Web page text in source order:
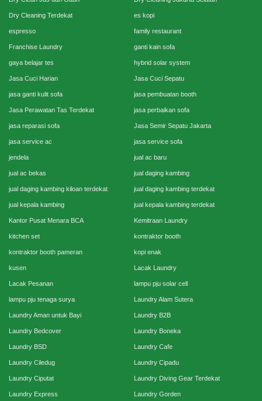
Dry Cleaning Terdekat es kopi
espresso family restaurant
Franchise Laundry ganti kain sofa
gaya belajar tes hybrid solar system
Jasa Cuci Harian Jasa Cuci Sepatu
jasa ganti kulit sofa jasa pembuatan booth
Jasa Perawatan Tas Terdekat jasa perbaikan sofa
jasa reparasi sofa Jasa Semir Sepatu Jakarta
jasa service ac jasa service sofa
jendela jual ac baru
jual ac bekas jual daging kambing
jual daging kambing kiloan terdekat jual daging kambing terdekat
jual kepala kambing jual kepala kambing terdekat
Kantor Pusat Menara BCA Kemitraan Laundry
kitchen set kontraktor booth
kontraktor booth pameran kopi enak
kusen Lacak Laundry
Lacak Pesanan lampu pju solar cell
lampu pju tenaga surya Laundry Alam Sutera
Laundry Aman untuk Bayi Laundry B2B
Laundry Bedcover Laundry Boneka
Laundry BSD Laundry Cafe
Laundry Ciledug Laundry Cipadu
Laundry Ciputat Laundry Diving Gear Terdekat
Laundry Express Laundry Gorden